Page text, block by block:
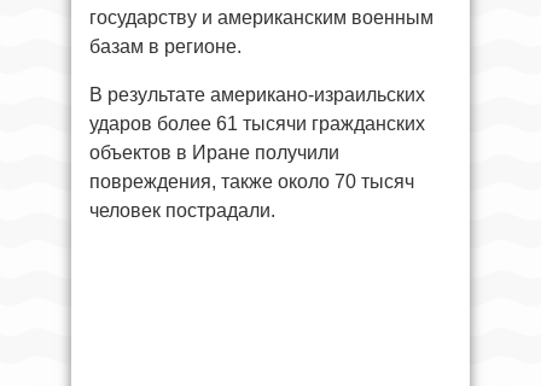
государству и американским военным
базам в регионе.
В результате американо-израильских
ударов более 61 тысячи гражданских
объектов в Иране получили
повреждения, также около 70 тысяч
человек пострадали.